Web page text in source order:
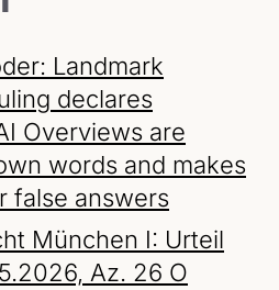
Landmark
declares
Overviews are
words and makes
false answers
München I: Urteil
Az. 26 O